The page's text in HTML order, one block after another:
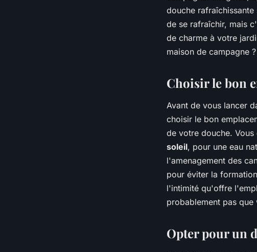
douche
de se rafraîchir, mais
de charme à votre
maison de campagne
Choisir le bon
Avant de vous lancer
choisir le bon
de votre douche.
soleil, pour une eau
l'amenagement des
pour éviter la
l'intimité qu'offre
probablement pas
Opter pour un